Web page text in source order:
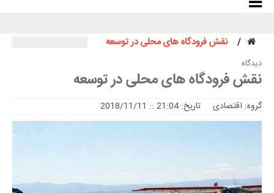
نقش فرودگاه های محلی در توسعه
دیدگاه
نقش فرودگاه های محلی در توسعه
گروه: اقتصادی تاریخ: 21:04 :: 2018/11/11